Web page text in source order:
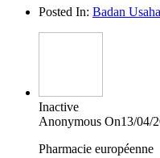
Posted In: Badan Usaha
Inactive
Anonymous On13/04/
Pharmacie européenne